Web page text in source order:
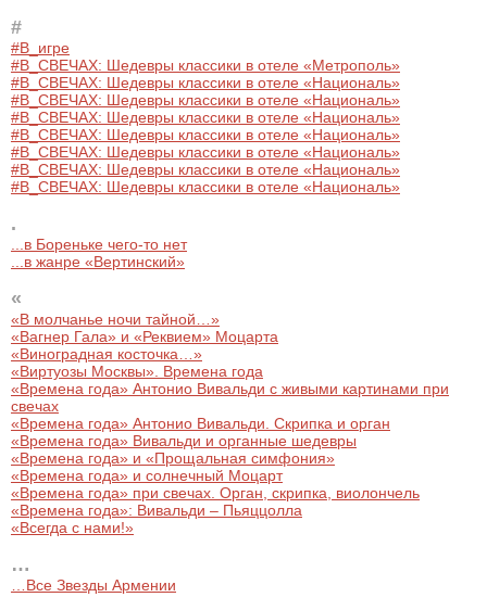
#
#В_игре
#В_СВЕЧАХ: Шедевры классики в отеле «Метрополь»
#В_СВЕЧАХ: Шедевры классики в отеле «Националь»
#В_СВЕЧАХ: Шедевры классики в отеле «Националь»
#В_СВЕЧАХ: Шедевры классики в отеле «Националь»
#В_СВЕЧАХ: Шедевры классики в отеле «Националь»
#В_СВЕЧАХ: Шедевры классики в отеле «Националь»
#В_СВЕЧАХ: Шедевры классики в отеле «Националь»
#В_СВЕЧАХ: Шедевры классики в отеле «Националь»
.
...в Бореньке чего-то нет
...в жанре «Вертинский»
«
«В молчанье ночи тайной…»
«Вагнер Гала» и «Реквием» Моцарта
«Виноградная косточка…»
«Виртуозы Москвы». Времена года
«Времена года» Антонио Вивальди с живыми картинами при
свечах
«Времена года» Антонио Вивальди. Скрипка и орган
«Времена года» Вивальди и органные шедевры
«Времена года» и «Прощальная симфония»
«Времена года» и солнечный Моцарт
«Времена года» при свечах. Орган, скрипка, виолончель
«Времена года»: Вивальди – Пьяццолла
«Всегда с нами!»
…
…Все Звезды Армении